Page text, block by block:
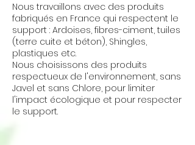
Nous travaillons avec des produits
fabriqués en France qui respectent le
support : Ardoises, fibres-ciment, tuiles
(terre cuite et béton), Shingles,
plastiques etc.
Nous choisissons des produits
respectueux de l'environnement, sans
Javel et sans Chlore, pour limiter
l'impact écologique et pour respecter
le support.